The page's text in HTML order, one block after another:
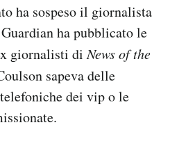
ha sospeso il giornalista
ha pubblicato le
giornalisti di News of the
sapeva delle
dei vip o le